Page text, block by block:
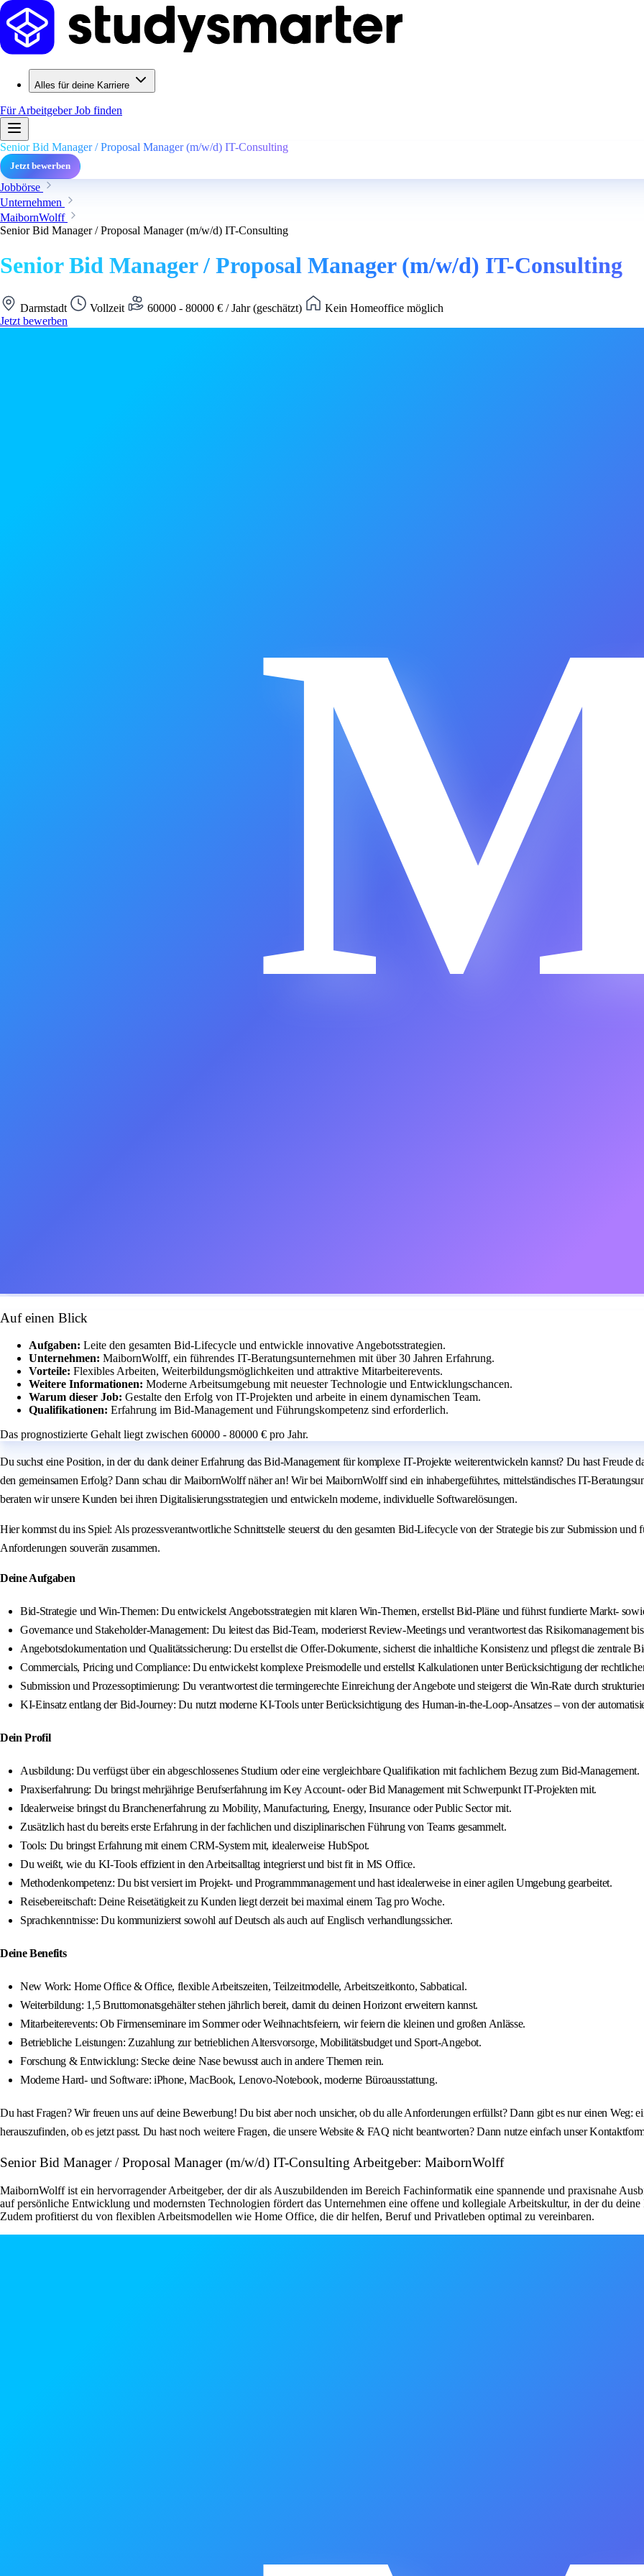
Alles für deine Karriere
Für ArbeitgeberJob finden
Senior Bid Manager / Proposal Manager (m/w/d) IT-Consulting
Jetzt bewerben
Jobbörse
Unternehmen
MaibornWolff
Senior Bid Manager / Proposal Manager (m/w/d) IT-Consulting
Senior Bid Manager / Proposal Manager (m/w/d) IT-Consulting
Darmstadt Vollzeit 60000 - 80000 € / Jahr (geschätzt)
Kein Homeoffice möglich
Jetzt bewerben
Auf einen Blick
Aufgaben: Leite den gesamten Bid-Lifecycle und entwickle innovative Angebotsstrategien.
Unternehmen: MaibornWolff, ein führendes IT-Beratungsunternehmen mit über 30 Jahren Erfahrung.
Vorteile: Flexibles Arbeiten, Weiterbildungsmöglichkeiten und attraktive Mitarbeiterevents.
Weitere Informationen: Moderne Arbeitsumgebung mit neuester Technologie und Entwicklungschancen.
Warum dieser Job: Gestalte den Erfolg von IT-Projekten und arbeite in einem dynamischen Team.
Qualifikationen: Erfahrung im Bid-Management und Führungskompetenz sind erforderlich.
Das prognostizierte Gehalt liegt zwischen 60000 - 80000 € pro Jahr.
Du suchst eine Position, in der du dank deiner Erfahrung das Bid-Management für komplexe IT-Projekte weiterentwickeln kannst? Du hast Freude
den gemeinsamen Erfolg? Dann schau dir MaibornWolff näher an! Wir bei MaibornWolff sind ein inhabergeführtes, mittelständisches IT-
beraten wir unsere Kunden bei ihren Digitalisierungsstrategien und entwickeln moderne, individuelle Softwarelösungen.
Hier kommst du ins Spiel: Als prozessverantwortliche Schnittstelle steuerst du den gesamten Bid-Lifecycle von der Strategie bis zur Submission
Anforderungen souverän zusammen.
Deine Aufgaben
Bid-Strategie und Win-Themen: Du entwickelst Angebotsstrategien mit klaren Win-Themen, erstellst Bid-Pläne und führst fundierte Markt-
Governance und Stakeholder-Management: Du leitest das Bid-Team, moderierst Review-Meetings und verantwortest das Risikomanagement
Angebotsdokumentation und Qualitätssicherung: Du erstellst die Offer-Dokumente, sicherst die inhaltliche Konsistenz und pflegst die zentrale
Commercials, Pricing und Compliance: Du entwickelst komplexe Preismodelle und erstellst Kalkulationen unter Berücksichtigung der
Submission und Prozessoptimierung: Du verantwortest die termingerechte Einreichung der Angebote und steigerst die Win-Rate durch
KI-Einsatz entlang der Bid-Journey: Du nutzt moderne KI-Tools unter Berücksichtigung des Human-in-the-Loop-Ansatzes – von der
Dein Profil
Ausbildung: Du verfügst über ein abgeschlossenes Studium oder eine vergleichbare Qualifikation mit fachlichem Bezug zum Bid-Management.
Praxiserfahrung: Du bringst mehrjährige Berufserfahrung im Key Account- oder Bid Management mit Schwerpunkt IT-Projekten mit.
Idealerweise bringst du Branchenerfahrung zu Mobility, Manufacturing, Energy, Insurance oder Public Sector mit.
Zusätzlich hast du bereits erste Erfahrung in der fachlichen und disziplinarischen Führung von Teams gesammelt.
Tools: Du bringst Erfahrung mit einem CRM-System mit, idealerweise HubSpot.
Du weißt, wie du KI-Tools effizient in den Arbeitsalltag integrierst und bist fit in MS Office.
Methodenkompetenz: Du bist versiert im Projekt- und Programmmanagement und hast idealerweise in einer agilen Umgebung gearbeitet.
Reisebereitschaft: Deine Reisetätigkeit zu Kunden liegt derzeit bei maximal einem Tag pro Woche.
Sprachkenntnisse: Du kommunizierst sowohl auf Deutsch als auch auf Englisch verhandlungssicher.
Deine Benefits
New Work: Home Office & Office, flexible Arbeitszeiten, Teilzeitmodelle, Arbeitszeitkonto, Sabbatical.
Weiterbildung: 1,5 Bruttomonatsgehälter stehen jährlich bereit, damit du deinen Horizont erweitern kannst.
Mitarbeiterevents: Ob Firmenseminare im Sommer oder Weihnachtsfeiern, wir feiern die kleinen und großen Anlässe.
Betriebliche Leistungen: Zuzahlung zur betrieblichen Altersvorsorge, Mobilitätsbudget und Sport-Angebot.
Forschung & Entwicklung: Stecke deine Nase bewusst auch in andere Themen rein.
Moderne Hard- und Software: iPhone, MacBook, Lenovo-Notebook, moderne Büroausstattung.
Du hast Fragen? Wir freuen uns auf deine Bewerbung! Du bist aber noch unsicher, ob du alle Anforderungen erfüllst? Dann gibt es nur einen Weg:
herauszufinden, ob es jetzt passt. Du hast noch weitere Fragen, die unsere Website & FAQ nicht beantworten? Dann nutze einfach unser
Senior Bid Manager / Proposal Manager (m/w/d) IT-Consulting Arbeitgeber: MaibornWolff
MaibornWolff ist ein hervorragender Arbeitgeber, der dir als Auszubildenden im Bereich Fachinformatik eine spannende und praxisnahe
auf persönliche Entwicklung und modernsten Technologien fördert das Unternehmen eine offene und kollegiale Arbeitskultur, in der du
Zudem profitierst du von flexiblen Arbeitsmodellen wie Home Office, die dir helfen, Beruf und Privatleben optimal zu vereinbaren.